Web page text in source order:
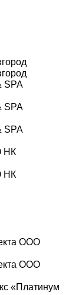
SPA
SPA
SPA
НК
НК
ООО
ООО
«Платинум